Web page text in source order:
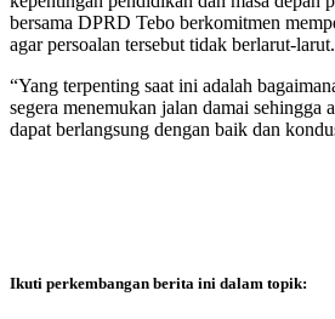
bersama DPRD Tebo berkomitmen
agar persoalan tersebut tidak berlarut-larut.
“Yang terpenting saat ini adalah
segera menemukan jalan damai sehingga
dapat berlangsung dengan baik dan
Ikuti perkembangan berita ini dalam topik: